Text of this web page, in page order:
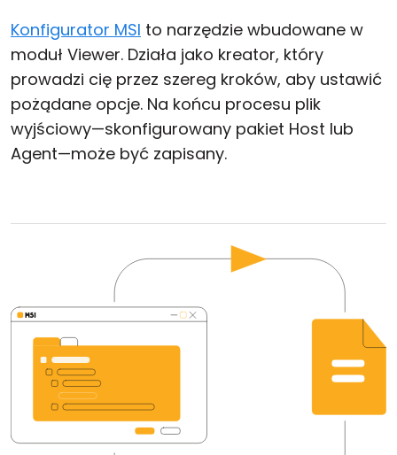
Konfigurator MSI to narzędzie wbudowane w
moduł Viewer. Działa jako kreator, który
prowadzi cię przez szereg kroków, aby ustawić
pożądane opcje. Na końcu procesu plik
wyjściowy—skonfigurowany pakiet Host lub
Agent—może być zapisany.